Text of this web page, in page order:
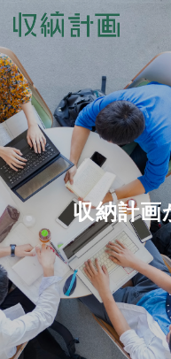
収納計画